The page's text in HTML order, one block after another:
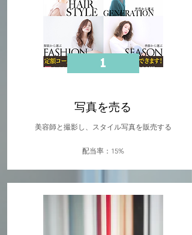
1
写真を売る
美容師と撮影し、スタイル写真を販売する
​配当率：15%